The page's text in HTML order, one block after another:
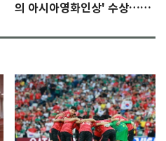
의 아시아영화인상' 수상…15